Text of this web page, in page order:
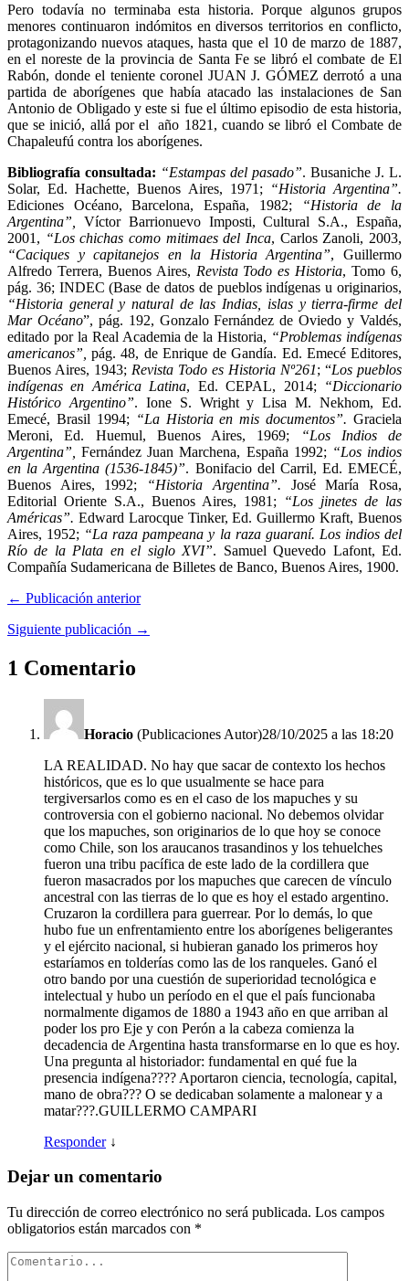
Pero todavía no terminaba esta historia. Porque algunos grupos
menores continuaron indómitos en diversos territorios en conflicto,
protagonizando nuevos ataques, hasta que el 10 de marzo de 1887,
en el noreste de la provincia de Santa Fe se libró el combate de El
Rabón, donde el teniente coronel JUAN J. GÓMEZ derrotó a una
partida de aborígenes que había atacado las instalaciones de San
Antonio de Obligado y este si fue el último episodio de esta historia,
que se inició, allá por el año 1821, cuando se libró el Combate de
Chapaleufú contra los aborígenes.
Bibliografía consultada: “Estampas del pasado”. Busaniche J. L.
Solar, Ed. Hachette, Buenos Aires, 1971;
“Historia Argentina”.
Ediciones Océano, Barcelona, España, 1982; “Historia de la
Argentina”,
Víctor Barrionuevo Imposti, Cultural S.A., España,
2001, “Los chichas como mitimaes del Inca, Carlos Zanoli, 2003,
“Caciques y capitanejos en la Historia Argentina”, Guillermo
Alfredo Terrera, Buenos Aires, Revista Todo es Historia, Tomo 6,
pág. 36; INDEC (Base de datos de pueblos indígenas u originarios,
“Historia general y natural de las Indias, islas y tierra-firme del
Mar Océano”, pág. 192, Gonzalo Fernández de Oviedo y Valdés,
editado por la Real Academia de la Historia, “Problemas indígenas
americanos”, pág. 48, de Enrique de Gandía. Ed. Emecé Editores,
Buenos Aires, 1943; Revista Todo es Historia Nº261; “Los pueblos
indígenas en América Latina, Ed. CEPAL, 2014;
“Diccionario
Histórico Argentino”. Ione S. Wright y Lisa M. Nekhom, Ed.
Emecé, Brasil 1994; “La Historia en mis documentos”. Graciela
Meroni, Ed. Huemul, Buenos Aires, 1969;
“Los Indios de
Argentina”,
Fernández Juan Marchena, España 1992; “Los indios
en la Argentina (1536-1845)”. Bonifacio del Carril, Ed. EMECÉ,
Buenos Aires, 1992;
“Historia Argentina”. José María Rosa,
Editorial Oriente S.A., Buenos Aires, 1981;
“Los jinetes de las
Américas”. Edward Larocque Tinker, Ed. Guillermo Kraft, Buenos
Aires, 1952; “La raza pampeana y la raza guaraní. Los indios del
Río de la Plata en el siglo XVI”. Samuel Quevedo Lafont, Ed.
Compañía Sudamericana de Billetes de Banco, Buenos Aires, 1900.
← Publicación anterior
Siguiente publicación →
1 Comentario
Horacio (Publicaciones Autor)28/10/2025 a las 18:20
LA REALIDAD. No hay que sacar de contexto los hechos
históricos, que es lo que usualmente se hace para
tergiversarlos como es en el caso de los mapuches y su
controversia con el gobierno nacional. No debemos olvidar
que los mapuches, son originarios de lo que hoy se conoce
como Chile, son los araucanos trasandinos y los tehuelches
fueron una tribu pacífica de este lado de la cordillera que
fueron masacrados por los mapuches que carecen de vínculo
ancestral con las tierras de lo que es hoy el estado argentino.
Cruzaron la cordillera para guerrear. Por lo demás, lo que
hubo fue un enfrentamiento entre los aborígenes beligerantes
y el ejército nacional, si hubieran ganado los primeros hoy
estaríamos en tolderías como las de los ranqueles. Ganó el
otro bando por una cuestión de superioridad tecnológica e
intelectual y hubo un período en el que el país funcionaba
normalmente digamos de 1880 a 1943 año en que arriban al
poder los pro Eje y con Perón a la cabeza comienza la
decadencia de Argentina hasta transformarse en lo que es hoy.
Una pregunta al historiador: fundamental en qué fue la
presencia indígena???? Aportaron ciencia, tecnología, capital,
mano de obra??? O se dedicaban solamente a malonear y a
matar???.GUILLERMO CAMPARI
Responder ↓
Dejar un comentario
Tu dirección de correo electrónico no será publicada. Los campos
obligatorios están marcados con *